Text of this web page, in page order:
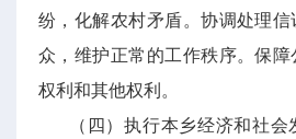
纷，化解农村矛盾。协调处理
众，维护正常的工作秩序。保
权利和其他权利。
（四）执行本乡经济和社